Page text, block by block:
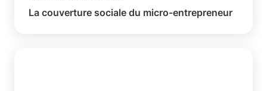
La couverture sociale du micro-entrepreneur